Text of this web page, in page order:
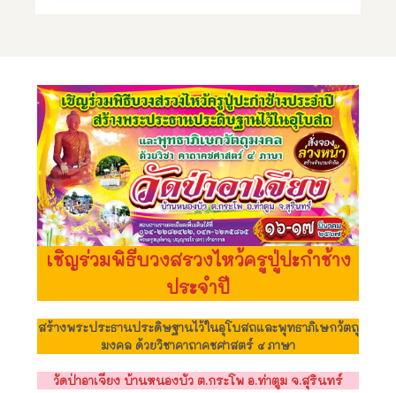
เชิญร่วมพิธีบวงสรวงไหว้ครูปู่ปะกำช้าง
ประจำปี
สร้างพระประธานประดิษฐานไว้ในอุโบสถและพุทธาภิเษกวัตถุ
มงคล ด้วยวิชาคาถาคชศาสตร์ ๔ ภาษา
วัดป่าอาเจียง บ้านหนองบัว ต.กระโพ อ.ท่าตูม จ.สุรินทร์